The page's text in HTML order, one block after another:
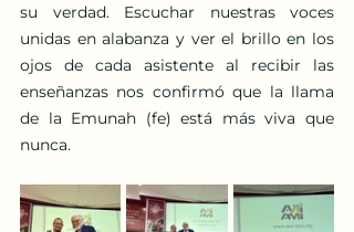
su verdad. Escuchar nuestras voces
unidas en alabanza y ver el brillo en los
ojos de cada asistente al recibir las
enseñanzas nos confirmó que la llama
de la Emunah (fe) está más viva que
nunca.